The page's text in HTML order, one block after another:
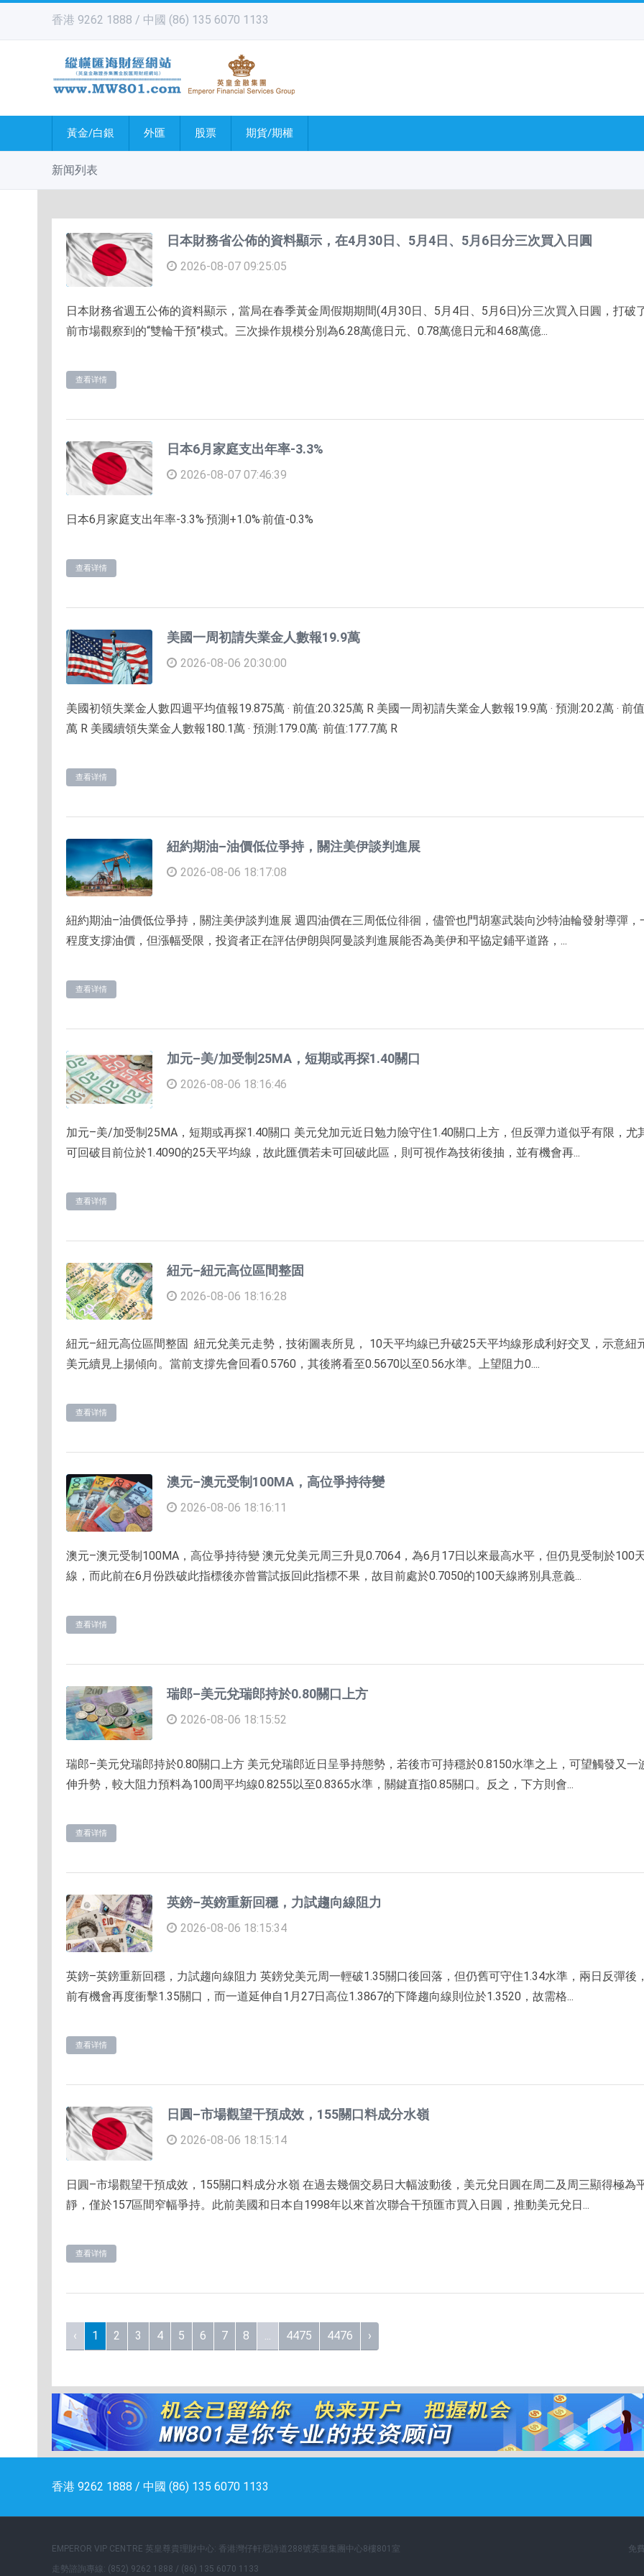
香港 9262 1888 / 中國 (86) 135 6070 1133
黃金/白銀 外匯 股票 期貨/期權
新闻列表
日本財務省公佈的資料顯示，在4月30日、5月4日、5月6日分三次買入日圓
2026-08-07 09:25:05
日本財務省週五公佈的資料顯示，當局在春季黃金周假期期間(4月30日、5月4日、5月6日)分三次買入日圓，打破
前市場觀察到的“雙輪干預”模式。三次操作規模分別為6.28萬億日元、0.78萬億日元和4.68萬億...
查看详情
日本6月家庭支出年率-3.3%
2026-08-07 07:46:39
日本6月家庭支出年率-3.3%‧預測+1.0%‧前值-0.3%
查看详情
美國一周初請失業金人數報19.9萬
2026-08-06 20:30:00
美國初領失業金人數四週平均值報19.875萬 ‧ 前值:20.325萬 R 美國一周初請失業金人數報19.9萬 ‧ 預測:20.2萬 ‧ 前
萬 R 美國續領失業金人數報180.1萬 ‧ 預測:179.0萬‧ 前值:177.7萬 R
查看详情
紐約期油–油價低位爭持，關注美伊談判進展
2026-08-06 18:17:08
紐約期油–油價低位爭持，關注美伊談判進展 週四油價在三周低位徘徊，儘管也門胡塞武裝向沙特油輪發射導彈，
程度支撐油價，但漲幅受限，投資者正在評估伊朗與阿曼談判進展能否為美伊和平協定鋪平道路，...
查看详情
加元–美/加受制25MA，短期或再探1.40關口
2026-08-06 18:16:46
加元–美/加受制25MA，短期或再探1.40關口 美元兌加元近日勉力險守住1.40關口上方，但反彈力道似乎有限，尤
可回破目前位於1.4090的25天平均線，故此匯價若未可回破此區，則可視作為技術後抽，並有機會再...
查看详情
紐元–紐元高位區間整固
2026-08-06 18:16:28
紐元–紐元高位區間整固 紐元兌美元走勢，技術圖表所見， 10天平均線已升破25天平均線形成利好交叉，示意紐
美元續見上揚傾向。當前支撐先會回看0.5760，其後將看至0.5670以至0.56水準。上望阻力0....
查看详情
澳元–澳元受制100MA，高位爭持待變
2026-08-06 18:16:11
澳元–澳元受制100MA，高位爭持待變 澳元兌美元周三升見0.7064，為6月17日以來最高水平，但仍見受制於100
線，而此前在6月份跌破此指標後亦曾嘗試扳回此指標不果，故目前處於0.7050的100天線將別具意義...
查看详情
瑞郎–美元兌瑞郎持於0.80關口上方
2026-08-06 18:15:52
瑞郎–美元兌瑞郎持於0.80關口上方 美元兌瑞郎近日呈爭持態勢，若後市可持穩於0.8150水準之上，可望觸發又一
伸升勢，較大阻力預料為100周平均線0.8255以至0.8365水準，關鍵直指0.85關口。反之，下方則會...
查看详情
英鎊–英鎊重新回穩，力試趨向線阻力
2026-08-06 18:15:34
英鎊–英鎊重新回穩，力試趨向線阻力 英鎊兌美元周一輕破1.35關口後回落，但仍舊可守住1.34水準，兩日反彈後
前有機會再度衝擊1.35關口，而一道延伸自1月27日高位1.3867的下降趨向線則位於1.3520，故需格...
查看详情
日圓–市場觀望干預成效，155關口料成分水嶺
2026-08-06 18:15:14
日圓–市場觀望干預成效，155關口料成分水嶺 在過去幾個交易日大幅波動後，美元兌日圓在周二及周三顯得極為
靜，僅於157區間窄幅爭持。此前美國和日本自1998年以來首次聯合干預匯市買入日圓，推動美元兌日...
查看详情
‹ 1 2 3 4 5 6 7 8 ... 4475 4476 ›
香港 9262 1888 / 中國 (86) 135 6070 1133
EMPEROR VIP CENTRE 英皇尊貴理財中心: 香港灣仔軒尼詩道288號英皇集團中心8樓801室
走勢諮詢專線: (852) 9262 1888 / (86) 135 6070 1133
免